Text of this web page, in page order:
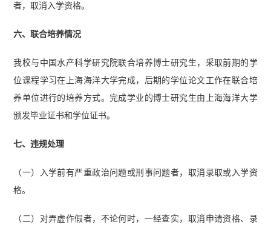
者，取消入学资格。
六、联合培养情况
我校与中国水产科学研究院联合培养博士研究生，采取前期的学
位课程学习在上海海洋大学完成，后期的学位论文工作在联合培
养单位进行的培养方式。完成学业的博士研究生由上海海洋大学
颁发毕业证书和学位证书。
七、违规处理
（一）入学前有严重政治问题或刑事问题者，取消录取或入学资
格。
（二）对弄虚作假者，不论何时，一经查实，取消申请资格、录